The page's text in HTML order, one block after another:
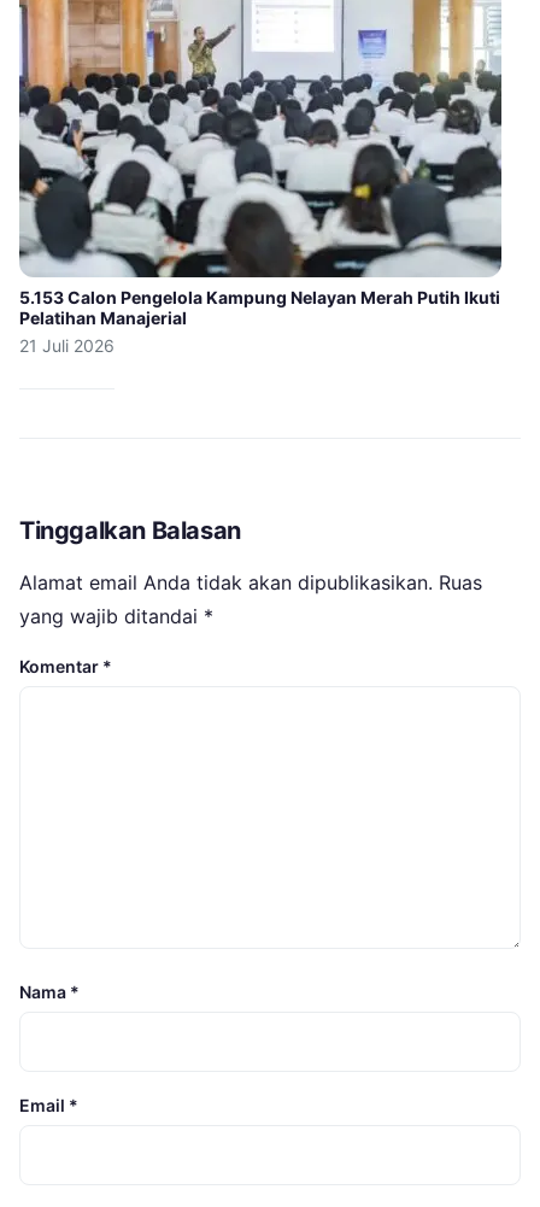
5.153 Calon Pengelola Kampung Nelayan Merah Putih Ikuti
Pelatihan Manajerial
21 Juli 2026
Tinggalkan Balasan
Alamat email Anda tidak akan dipublikasikan. Ruas
yang wajib ditandai *
Komentar *
Nama *
Email *